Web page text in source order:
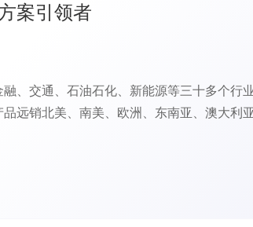
案引领者
、交通、石油石化、新能源等三十多个行
远销北美、南美、欧洲、东南亚、澳大利